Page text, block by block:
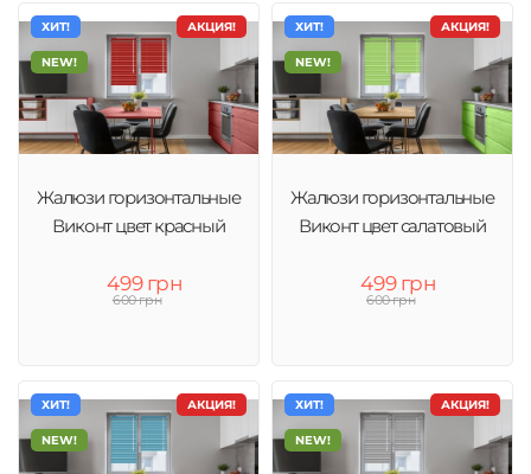
АКЦИЯ!
ХИТ!
NEW!
Жалюзи горизонтальные
Виконт цвет красный
499 грн
600 грн
АКЦИЯ!
ХИТ!
NEW!
Жалюзи горизонтальные
Виконт цвет салатовый
499 грн
600 грн
АКЦИЯ!
ХИТ!
NEW!
АКЦИЯ!
ХИТ!
NEW!